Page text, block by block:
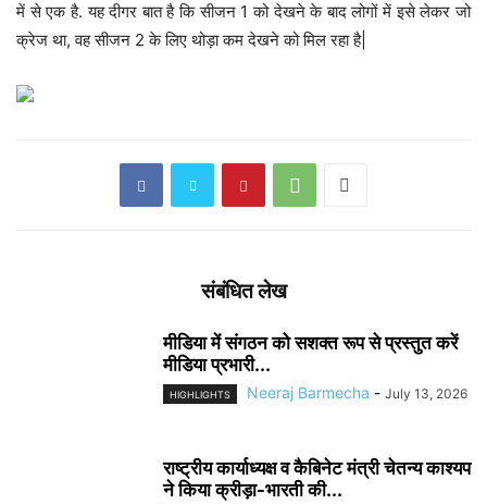
में से एक है. यह दीगर बात है कि सीजन 1 को देखने के बाद लोगों में इसे लेकर जो
क्रेज था, वह सीजन 2 के लिए थोड़ा कम देखने को मिल रहा है|
संबंधित लेख
मीडिया में संगठन को सशक्त रूप से प्रस्तुत करें
मीडिया प्रभारी...
HIGHLIGHTS Neeraj Barmecha - July 13, 2026
राष्ट्रीय कार्याध्यक्ष व कैबिनेट मंत्री चेतन्य काश्यप
ने किया क्रीड़ा-भारती की...